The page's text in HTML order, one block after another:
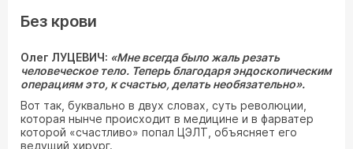
Без крови
Олег ЛУЦЕВИЧ: «Мне всегда было жаль резать
человеческое тело. Теперь благодаря эндоскопическим
операциям это, к счастью, делать необязательно».
Вот так, буквально в двух словах, суть революции,
которая нынче происходит в медицине и в фарватер
которой «счастливо» попал ЦЭЛТ, объясняет его
ведущий хирург.